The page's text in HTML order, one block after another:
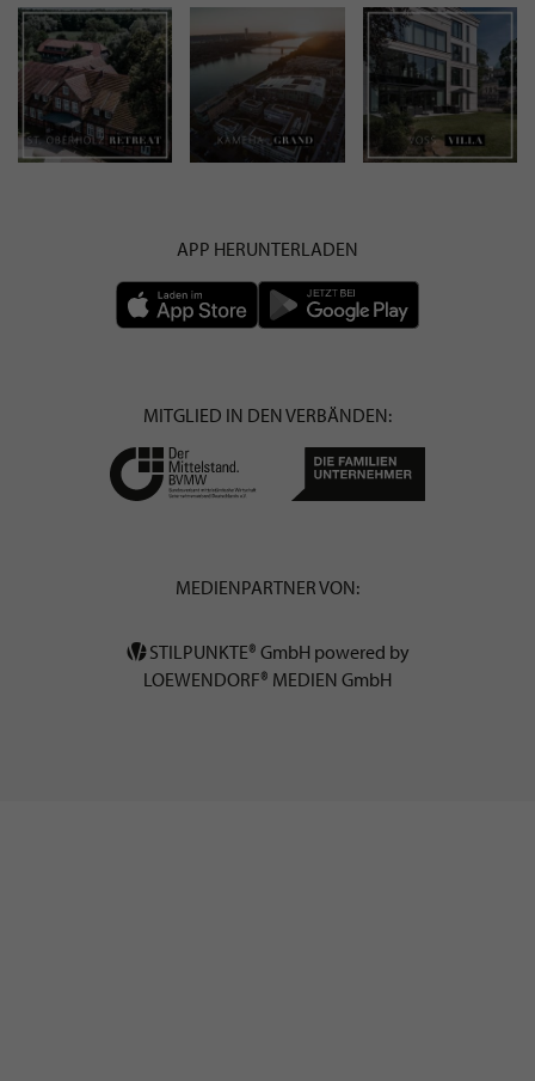
APP HERUNTERLADEN
MITGLIED IN DEN VERBÄNDEN:
MEDIENPARTNER VON:
STILPUNKTE® GmbH powered by
LOEWENDORF® MEDIEN GmbH